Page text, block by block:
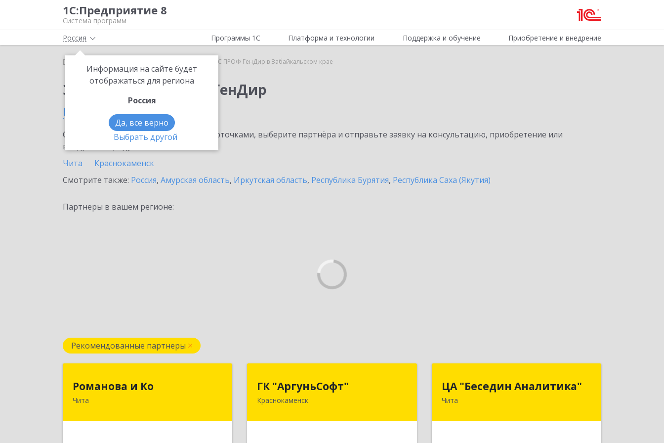
1С:Предприятие 8
Система программ
Россия
Информация на сайте будет
отображаться для региона
Россия
Да, все верно
Выбрать другой
Программы 1С Платформа и технологии Поддержка и обучение Приобретение и внедрение
Главная ИТС ПРОФ ГенДир в Забайкальском крае
Заказать ИТС ПРОФ ГенДир
в Забайкальском крае
Ознакомьтесь с информационными карточками, выберите партнёра и отправьте заявку на консультацию, приобретение или
внедрение продукта.
Чита
Краснокаменск
Смотрите также: Россия, Амурская область, Иркутская область, Республика Бурятия, Республика Саха (Якутия)
Партнеры в вашем регионе:
Рекомендованные партнеры
Романова и Ко
Чита672000, Забайкальский край, Чита г,
ГК "АргуньСофт"
Краснокаменск
ГК "АргуньСофт"
674673, Забайкальский край,
ЦА "Беседин Аналитика"
Чита672039, Забайкальский край, Чита г,